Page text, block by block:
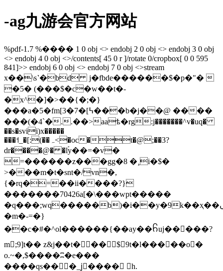
-ag九游会官方网站
%pdf-1.7 %���� 1 0 obj <> endobj 2 0 obj <> endobj 3 0 obj
<> endobj 4 0 obj <>/contents[ 45 0 r ]/rotate 0/cropbox[ 0 0 595
841]>> endobj 6 0 obj <> endobj 7 0 obj <>stream
x��\s˺�bd j�fbde������$�p�"�
�5� (���$�c�w��t�-
�x^�]�>��{�;�}
���a�5�fm[3�7�[߆���b�j��@ ����
���(�4`�..��>aaѣ�rg:j�������^v�uq�
��s�svii)x�����
���˦_�[:(��ہ<�oc�t�@;��3?
dr����@� �lۘy��=�v�
=������z���gg�8 �¸i�$�
>���m�t�snt�/vn�,
{�rq�=��ii����?}
�������70426a[�\���wpt�����
�q���;wq�����b)�i��y�9k��ҳ��ںg�
�m�-=�}
��c�#�^ol������{��ay��꧵uj�����?
m;9]t�� z&j��t��� $9t�l�����o�
o.~�,$����ʭ�e���
����qs���_jُ���� h.